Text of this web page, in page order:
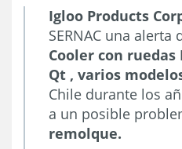
Igloo Products
SERNAC una
Cooler con ruedas
Qt , varios
Chile durante los
a un posible
remolque.